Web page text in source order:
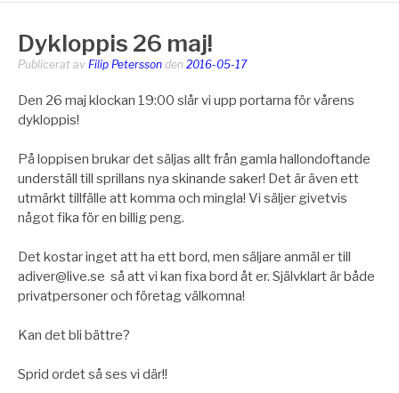
Dykloppis 26 maj!
Publicerat av Filip Petersson den 2016-05-17
Den 26 maj klockan 19:00 slår vi upp portarna för vårens
dykloppis!
På loppisen brukar det säljas allt från gamla hallondoftande
underställ till sprillans nya skinande saker! Det är även ett
utmärkt tillfälle att komma och mingla! Vi säljer givetvis
något fika för en billig peng.
Det kostar inget att ha ett bord, men säljare anmäl er till
adiver@live.se så att vi kan fixa bord åt er. Självklart är både
privatpersoner och företag välkomna!
Kan det bli bättre?
Sprid ordet så ses vi där!!